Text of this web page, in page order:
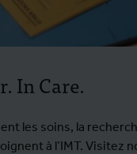
In Care.
les soins, la
à l’IMT. Visitez